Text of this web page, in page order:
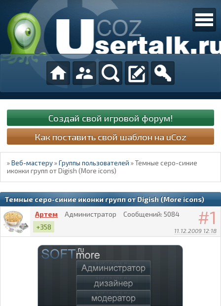
Создай свой игровой форум!
Как поставить свой шаблон на uCoz
»Веб-мастеру »Группы пользователей »Темные серо-синие
иконки групп от Digish (More icons)
Темные серо-синие иконки групп от Digish (More icons)
1
11.12.2009 12:18
Артем Администратор Сообщений: 5084
+358